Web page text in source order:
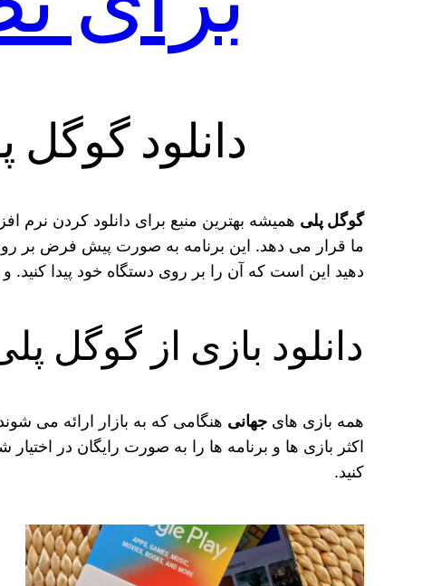
دانلود
گوگل پلی همیشه بهترین منبع برای دانلود کردن نرم
ما قرار می دهد. این برنامه به صورت پیش فرض بر
دهید این است که آن را بر روی دستگاه خود پیدا
دانلود بازی از گوگل
همه بازی هایجهانی هنگامی که به بازار ارائه می
اکثر بازی‌ ها و برنامه ها را به صورت رایگان در
کنید.